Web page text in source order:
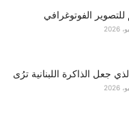
الفوتوغرافي
جعل الذاكرة اللبنانية ترُى